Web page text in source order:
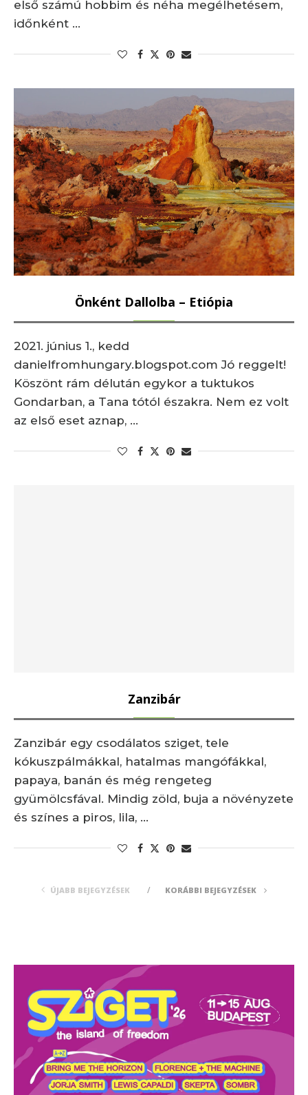
első számú hobbim és néha megélhetésem,
időnként …
Önként Dallolba – Etiópia
2021. június 1., kedd
danielfromhungary.blogspot.com Jó reggelt!
Köszönt rám délután egykor a tuktukos
Gondarban, a Tana tótól északra. Nem ez volt
az első eset aznap, …
Zanzibár
Zanzibár egy csodálatos sziget, tele
kókuszpálmákkal, hatalmas mangófákkal,
papaya, banán és még rengeteg
gyümölcsfával. Mindig zöld, buja a növényzete
és színes a piros, lila, …
ÚJABB BEJEGYZÉSEK KORÁBBI BEJEGYZÉSEK